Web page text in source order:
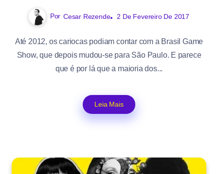
Por Cesar Rezende 2 De Fevereiro De 2017
Até 2012, os cariocas podiam contar com a Brasil Game
Show, que depois mudou-se para São Paulo. E parece
que é por lá que a maioria dos...
Leia Mais